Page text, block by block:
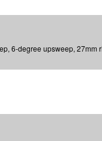
6-degree upsweep, 27mm